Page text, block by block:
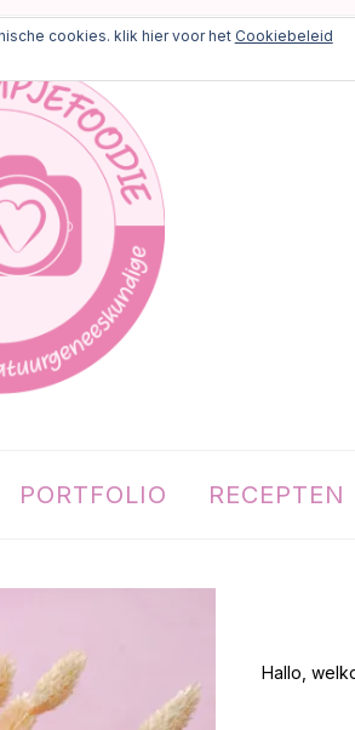
PORTFOLIO RECEPTEN
Hallo,
cookies. klik hier voor het Cookiebeleid